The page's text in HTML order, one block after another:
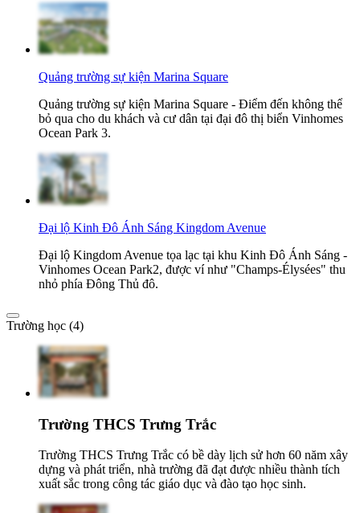
Quảng trường sự kiện Marina Square
Quảng trường sự kiện Marina Square - Điểm đến không thể
bỏ qua cho du khách và cư dân tại đại đô thị biển Vinhomes
Ocean Park 3.
Đại lộ Kinh Đô Ánh Sáng Kingdom Avenue
Đại lộ Kingdom Avenue tọa lạc tại khu Kinh Đô Ánh Sáng -
Vinhomes Ocean Park2, được ví như "Champs-Élysées" thu
nhỏ phía Đông Thủ đô.
Trường học (4)
Trường THCS Trưng Trắc
Trường THCS Trưng Trắc có bề dày lịch sử hơn 60 năm xây
dựng và phát triển, nhà trường đã đạt được nhiều thành tích
xuất sắc trong công tác giáo dục và đào tạo học sinh.